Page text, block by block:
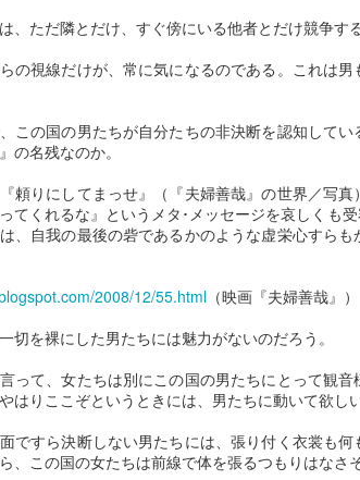
、ただ隣とだけ、すぐ傍にいる他者とだけ競争する
の視線だけが、常に気になるのである。これは
この国の男たちが自分たちの非決断を認知して
の名残なのか。
頼りにしてまっせ』（『夫婦善哉』の世界／写
てくれるな』というメタ･メッセージを哀しくも
、自我の最後の砦であるかのような虚栄心すら
2008/12/55.html （映画『夫婦善哉』）
切を裸にした男たちには魅力がないのだろう。
って、女たちは別にこの国の男たちにとって観
はりここぞというときには、男たちに動いて欲し
ですら決断しない男たちには、張り付く衣裳も
、この国の女たちは前線で体を張るつもりはなさ
に転
と
り付
っ
な
め
ア
習さ
在
する
者の
心地
から
12
もし私が死ななければ
ならないのなら あな
ない ガザの詩人が遺
した命の歌
さん。
イスラエルの空爆下で遺したリフ
れている。
とを愛し、またふるさとによって
物語を愛する。文学はわれわれを
20
１
に
そ
上
JAN 「道徳的正しさ」という魔物
「夜明けまでバス停で」のブログを投稿
「渋谷ホームレス殺人事件」のモデル
三佐子（みさこ）さんについて考え抜いた。
やって来て、ベンチに座り、キャリーケース
た大林さんがこの生活に入って１年半が過ぎ